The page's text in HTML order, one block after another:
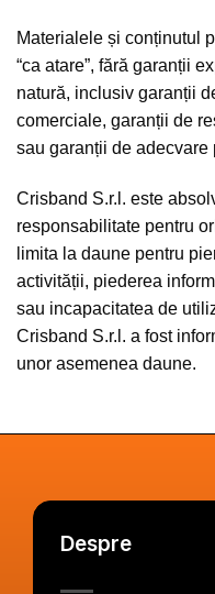
Materialele și conținutul
“ca atare”, fără garanții
natură, inclusiv garanții
comerciale, garanții de
sau garanții de adecvare
Crisband S.r.l. este
responsabilitate pentru
limita la daune pentru
activității, piederea
sau incapacitatea de
Crisband S.r.l. a fost
unor asemenea daune.
Despre